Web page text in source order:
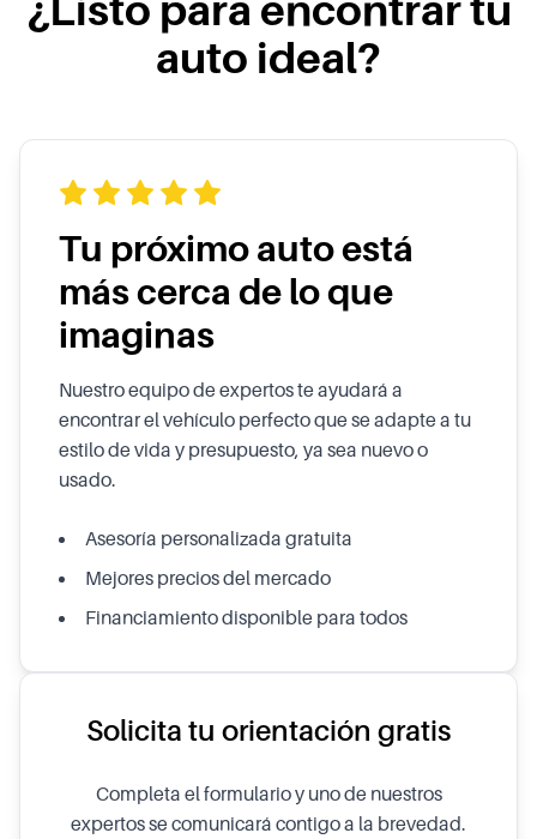
auto ideal?
Tu próximo auto está
más cerca de lo que
imaginas
Nuestro equipo de expertos te ayudará a
encontrar el vehículo perfecto que se adapte a tu
estilo de vida y presupuesto, ya sea nuevo o
usado.
Asesoría personalizada gratuita
Mejores precios del mercado
Financiamiento disponible para todos
Solicita tu orientación gratis
Completa el formulario y uno de nuestros
expertos se comunicará contigo a la brevedad.